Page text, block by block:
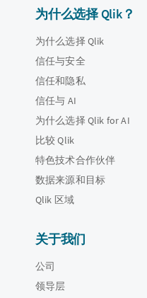
为什么选择 Qlik？
为什么选择 Qlik
信任与安全
信任和隐私
信任与 AI
为什么选择 Qlik for AI
比较 Qlik
特色技术合作伙伴
数据来源和目标
Qlik 区域
关于我们
公司
领导层